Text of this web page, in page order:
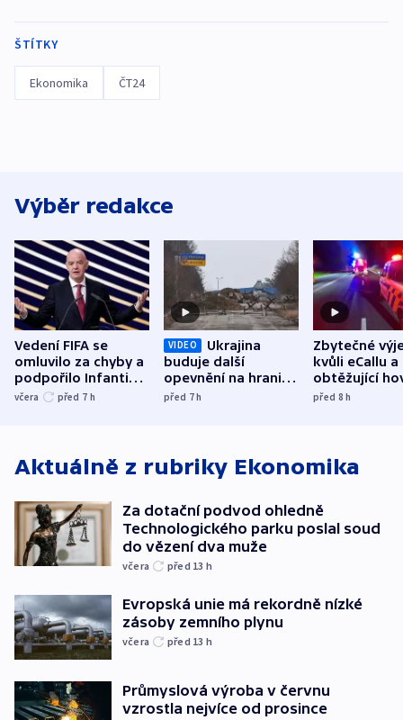
ŠTÍTKY
Ekonomika ČT24
Výběr redakce
Vedení FIFA se
omluvilo za chyby a
podpořilo Infantina.
UEFA trvá na
včera před 7 h
VIDEO
Ukrajina
buduje další
opevnění na hranici
s Běloruskem
před 7h
Zbytečné
kvůli eCallu a
obtěžující
zdržují
před 8h
Aktuálně z rubriky Ekonomika
Za dotační podvod ohledně
Technologického parku poslal soud
do vězení dva muže
včera před 13 h
Evropská unie má rekordně nízké
zásoby zemního plynu
včera před 13 h
Průmyslová výroba v červnu
vzrostla nejvíce od prosince